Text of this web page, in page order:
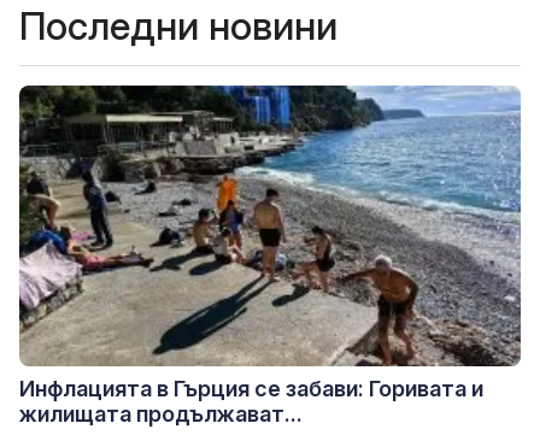
Последни новини
Инфлацията в Гърция се забави: Горивата и
жилищата продължават...